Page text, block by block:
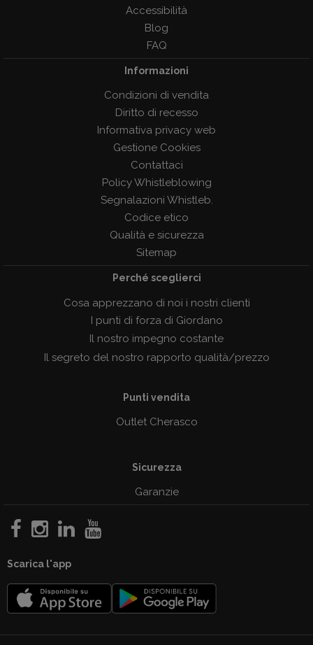
Accessibilità
Blog
FAQ
Informazioni
Condizioni di vendita
Diritto di recesso
Informativa privacy web
Gestione Cookies
Contattaci
Policy Whistleblowing
Segnalazioni Whistleb.
Codice etico
Qualità e sicurezza
Sitemap
Perché sceglierci
Cosa apprezzano di noi i nostri clienti
I punti di forza di Giordano
Il nostro impegno costante
Il segreto del nostro rapporto qualità/prezzo
Punti vendita
Outlet Cherasco
Sicurezza
Garanzie
Scarica l'app